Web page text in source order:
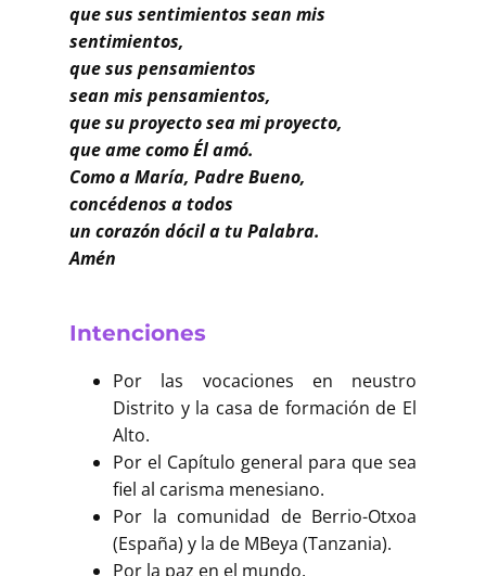
que sus sentimientos sean mis
sentimientos,
que sus pensamientos
sean mis pensamientos,
que su proyecto sea mi proyecto,
que ame como Él amó.
Como a María, Padre Bueno,
concédenos a todos
un corazón dócil a tu Palabra.
Amén
Intenciones
Por las vocaciones en neustro
Distrito y la casa de formación de El
Alto.
Por el Capítulo general para que sea
fiel al carisma menesiano.
Por la comunidad de Berrio-Otxoa
(España) y la de MBeya (Tanzania).
Por la paz en el mundo.